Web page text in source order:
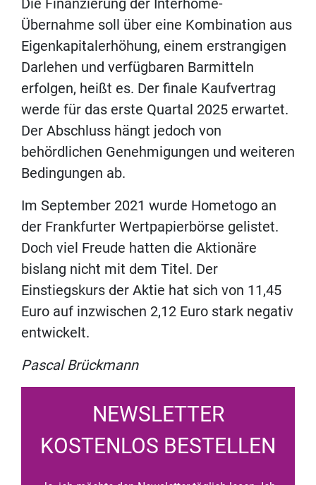
Übernahme soll über eine Kombination aus
Eigenkapitalerhöhung, einem erstrangigen
Darlehen und verfügbaren Barmitteln
erfolgen, heißt es. Der finale Kaufvertrag
werde für das erste Quartal 2025 erwartet.
Der Abschluss hängt jedoch von
behördlichen Genehmigungen und weiteren
Bedingungen ab.
Im September 2021 wurde Hometogo an
der Frankfurter Wertpapierbörse gelistet.
Doch viel Freude hatten die Aktionäre
bislang nicht mit dem Titel. Der
Einstiegskurs der Aktie hat sich von 11,45
Euro auf inzwischen 2,12 Euro stark negativ
entwickelt.
Pascal Brückmann
NEWSLETTER
KOSTENLOS BESTELLEN